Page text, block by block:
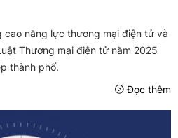
cao năng lực thương mại điện tử và
Thương mại điện tử năm 2025
thành phố.
Đọc thêm